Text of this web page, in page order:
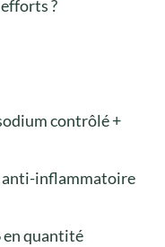
?
contrôlé +
anti-inflammatoire
en quantité